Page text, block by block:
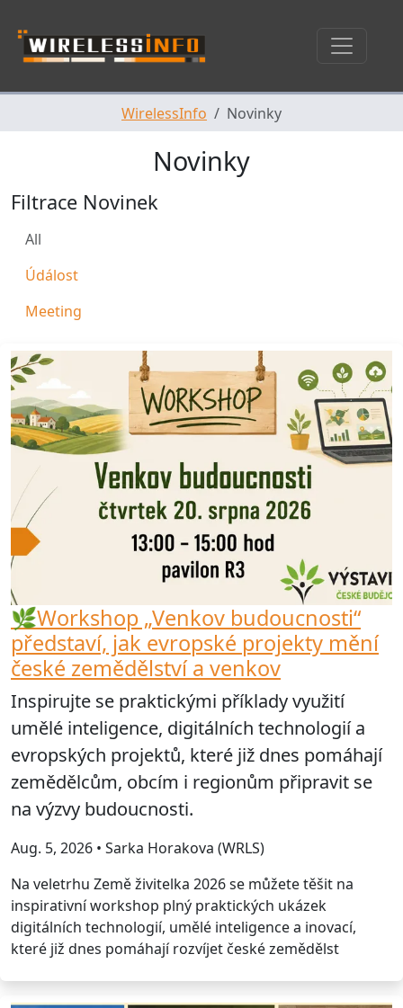
WirelessInfo Novinky
Novinky
Filtrace Novinek
All
Údálost
Meeting
🌿Workshop „Venkov budoucnosti“
představí, jak evropské projekty mění
české zemědělství a venkov
Inspirujte se praktickými příklady využití
umělé inteligence, digitálních technologií a
evropských projektů, které již dnes pomáhají
zemědělcům, obcím i regionům připravit se
na výzvy budoucnosti.
Aug. 5, 2026 • Sarka Horakova (WRLS)
Na veletrhu Země živitelka 2026 se můžete těšit na
inspirativní workshop plný praktických ukázek
digitálních technologií, umělé inteligence a inovací,
které již dnes pomáhají rozvíjet české zemědělst